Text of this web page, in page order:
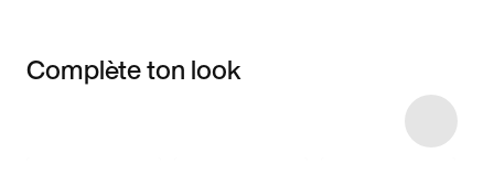
Complète ton look